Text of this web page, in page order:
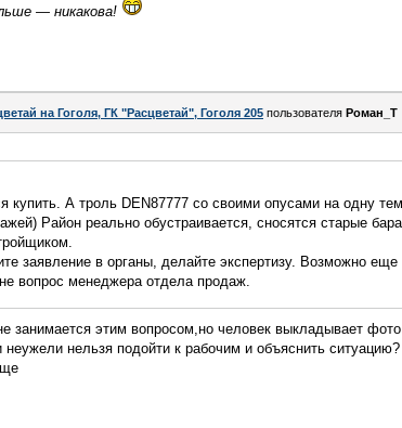
— никакова!
на Гоголя, ГК "Расцветай", Гоголя 205 пользователя Роман_Т
купить. А троль DEN87777 со своими опусами на одну
Район реально обустраивается, сносятся старые
заявление в органы, делайте экспертизу. Возможно еще
вопрос менеджера отдела продаж.
этим вопросом,но человек выкладывает фото
нельзя подойти к рабочим и объяснить